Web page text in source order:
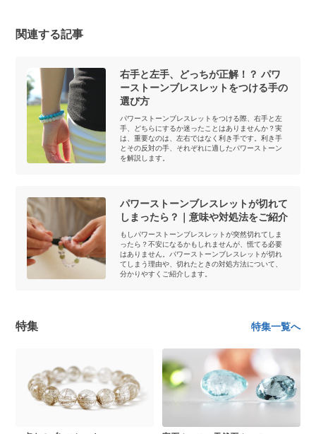
関連する記事
右手と左手、どっちが正解！？ パワ
ーストーンブレスレットをつける手の
選び方
パワーストーンブレスレットをつける際、右手と左
手、どちらにするか迷ったことはありませんか？実
は、重要なのは、左右ではなく利き手です。利き手
とその反対の手、それぞれに適したパワーストーン
を解説します。
パワーストーンブレスレットが切れて
しまったら？｜意味や対処法をご紹介
もしパワーストーンブレスレットが突然切れてしま
ったら？不安になるかもしれませんが、慌てる必要
はありません。パワーストーンブレスレットが切れ
てしまう理由や、切れたときの対処方法について、
分かりやすくご紹介します。
特集 特集一覧へ